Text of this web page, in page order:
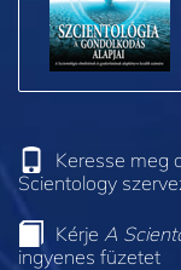
Keresse meg
Scientology
Kérje A
ingyenes füzetet